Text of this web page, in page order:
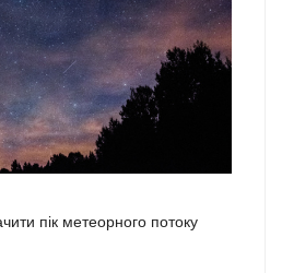
пік метеорного потоку